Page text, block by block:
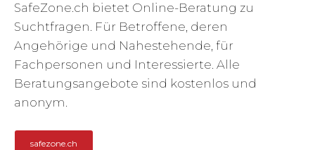
SafeZone.ch bietet Online-Beratung zu
Suchtfragen. Für Betroffene, deren
Angehörige und Nahestehende, für
Fachpersonen und Interessierte. Alle
Beratungsangebote sind kostenlos und
anonym.
safezone.ch